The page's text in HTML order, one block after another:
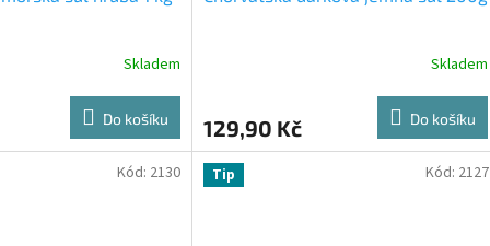
Skladem
Do košíku
Skladem
129,90 Kč Do košíku
Kód: 2130 Tip Kód: 2127